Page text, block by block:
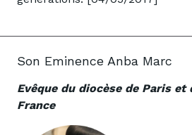
Son Eminence Anba Marc
Evêque du diocèse de Paris et
France